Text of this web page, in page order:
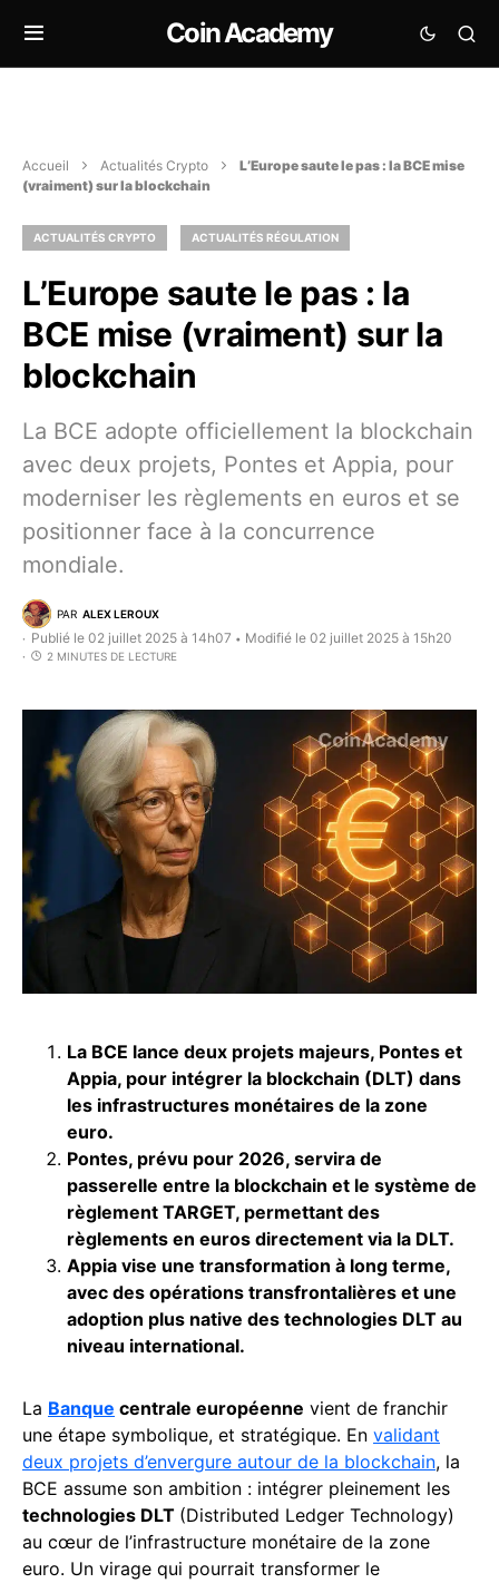
Coin Academy
Accueil Actualités Crypto
L’Europe saute le pas : la BCE mise
(vraiment) sur la blockchain
ACTUALITÉS CRYPTO ACTUALITÉS RÉGULATION
L’Europe saute le pas : la
BCE mise (vraiment) sur la
blockchain
La BCE adopte officiellement la blockchain
avec deux projets, Pontes et Appia, pour
moderniser les règlements en euros et se
positionner face à la concurrence
mondiale.
PAR ALEX LEROUX
Publié le 02 juillet 2025 à 14h07 • Modifié le 02 juillet 2025 à 15h20
2 MINUTES DE LECTURE
La BCE lance deux projets majeurs, Pontes et
Appia, pour intégrer la blockchain (DLT) dans
les infrastructures monétaires de la zone
euro.
Pontes, prévu pour 2026, servira de
passerelle entre la blockchain et le système de
règlement TARGET, permettant des
règlements en euros directement via la DLT.
Appia vise une transformation à long terme,
avec des opérations transfrontalières et une
adoption plus native des technologies DLT au
niveau international.
La Banque centrale européenne vient de franchir
une étape symbolique, et stratégique. En validant
deux projets d’envergure autour de la blockchain, la
BCE assume son ambition : intégrer pleinement les
technologies DLT (Distributed Ledger Technology)
au cœur de l’infrastructure monétaire de la zone
euro. Un virage qui pourrait transformer le